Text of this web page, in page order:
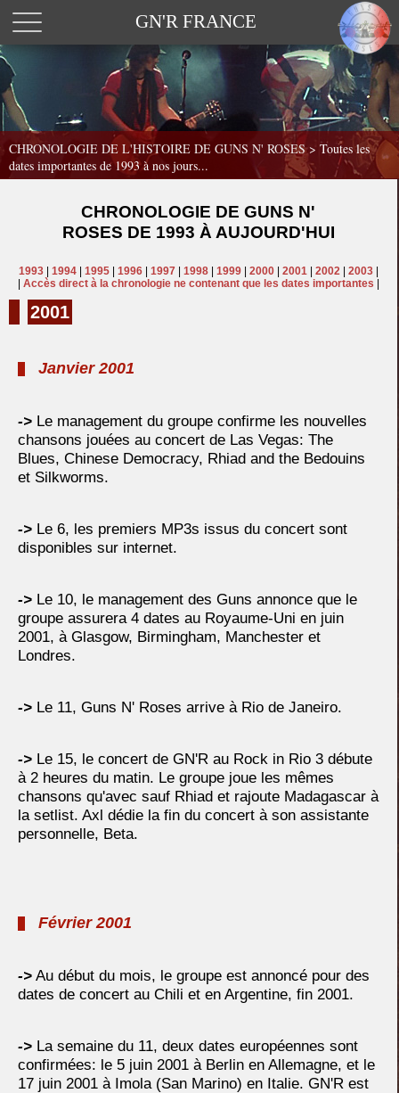
GN'R FRANCE
CHRONOLOGIE DE L'HISTOIRE DE GUNS N' ROSES > Toutes les
dates importantes de 1993 à nos jours...
CHRONOLOGIE DE GUNS N'
ROSES DE 1993 À AUJOURD'HUI
1993| 1994| 1995| 1996| 1997| 1998| 1999| 2000| 2001| 2002| 2003|
Accès direct à la chronologie ne contenant que les dates importantes
2001
Janvier 2001
-> Le management du groupe confirme les nouvelles
chansons jouées au concert de Las Vegas: The
Blues, Chinese Democracy, Rhiad and the Bedouins
et Silkworms.
-> Le 6, les premiers MP3s issus du concert sont
disponibles sur internet.
-> Le 10, le management des Guns annonce que le
groupe assurera 4 dates au Royaume-Uni en juin
2001, à Glasgow, Birmingham, Manchester et
Londres.
-> Le 11, Guns N' Roses arrive à Rio de Janeiro.
-> Le 15, le concert de GN'R au Rock in Rio 3 débute
à 2 heures du matin. Le groupe joue les mêmes
chansons qu'avec sauf Rhiad et rajoute Madagascar à
la setlist. Axl dédie la fin du concert à son assistante
personnelle, Beta.
Février 2001
-> Au début du mois, le groupe est annoncé pour des
dates de concert au Chili et en Argentine, fin 2001.
-> La semaine du 11, deux dates européennes sont
confirmées: le 5 juin 2001 à Berlin en Allemagne, et le
17 juin 2001 à Imola (San Marino) en Italie. GN'R est